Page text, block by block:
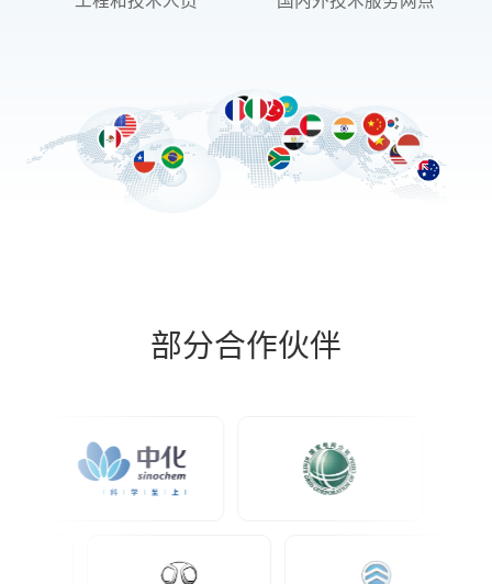
部分合作伙伴